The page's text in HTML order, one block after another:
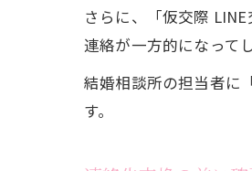
さらに、「仮交際
連絡が一方的になって
結婚相談所の担当者に
す。